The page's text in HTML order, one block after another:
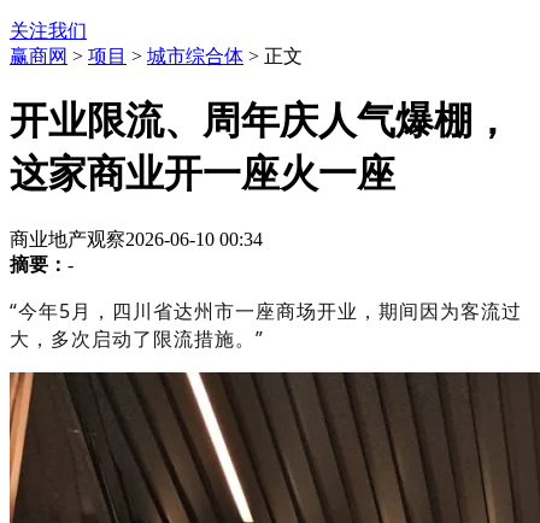
关注我们
赢商网 > 项目 > 城市综合体 > 正文
开业限流、周年庆人气爆棚，
这家商业开一座火一座
商业地产观察2026-06-10 00:34
摘要： -
“今年5月，四川省达州市一座商场开业，期间因为客流过
大，多次启动了限流措施。”